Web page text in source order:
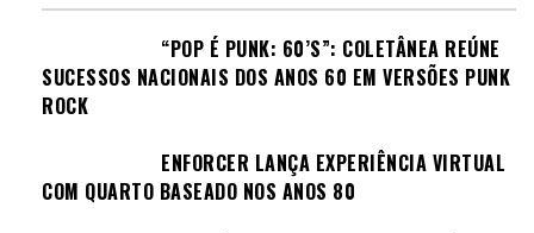
“POP É PUNK: 60’S”: COLETÂNEA REÚNE
SUCESSOS NACIONAIS DOS ANOS 60 EM VERSÕES PUNK
ROCK
ENFORCER LANÇA EXPERIÊNCIA VIRTUAL
COM QUARTO BASEADO NOS ANOS 80